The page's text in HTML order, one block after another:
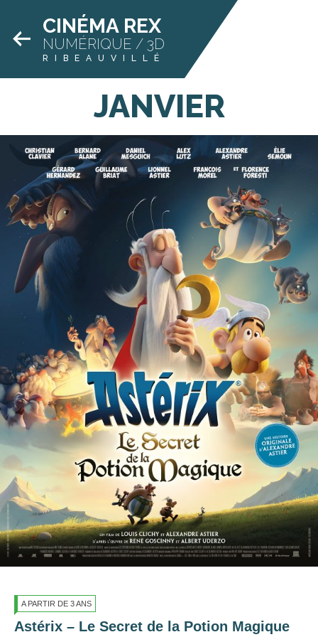
CINÉMA REX
NUMÉRIQUE / 3D
RIBEAUVILLÉ
JANVIER
A PARTIR DE 3 ANS
Astérix – Le Secret de la Potion Magique